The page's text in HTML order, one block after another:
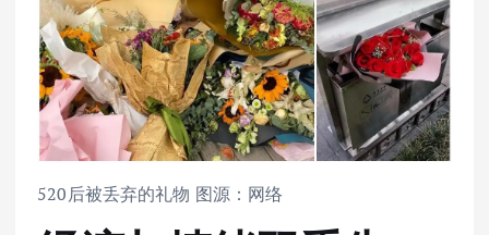
520后被丢弃的礼物 图源：网络